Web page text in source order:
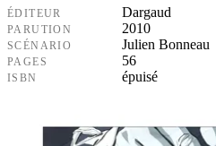
ÉDITEUR Dargaud
PARUTION 2010
SCÉNARIO Julien Bonneau
PAGES 56
ISBN épuisé